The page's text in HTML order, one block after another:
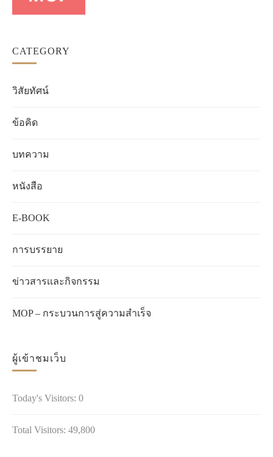
CATEGORY
วิสัยทัศน์
ข้อคิด
บทความ
หนังสือ
E-BOOK
การบรรยาย
ข่าวสารเเละกิจกรรม
MOP – กระบวนการสู่ความสำเร็จ
ผู้เข้าชมเว็บ
Today's Visitors: 0
Total Visitors: 49,800